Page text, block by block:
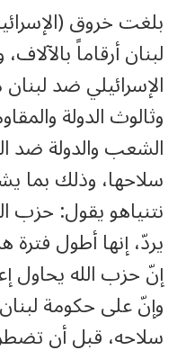
بلغت خروق
لبنان أرقاماً
الإسرائيلي ضد
وثالوث الدولة
الشعب والدولة ضد
سلاحها، وذلك بما
نتنياهو يقول: حزب
يردّ، إنها أطول
إنّ حزب الله يحاول
وإنّ على حكومة لبنان
سلاحه، قبل أن